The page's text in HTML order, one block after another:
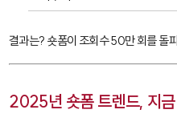
결과는? 숏폼이 조회수 50만 회를 돌
2025년 숏폼 트렌드, 지